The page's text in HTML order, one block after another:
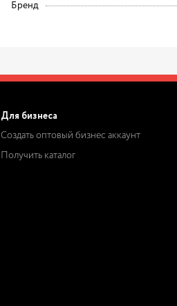
Бренд
Для бизнеса
Создать оптовый бизнес аккаунт
Получить каталог